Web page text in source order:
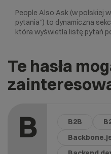
People Also Ask (w polskiej
pytania”) to dynamiczna
która wyświetla listę pytań
Te hasła
B B2B